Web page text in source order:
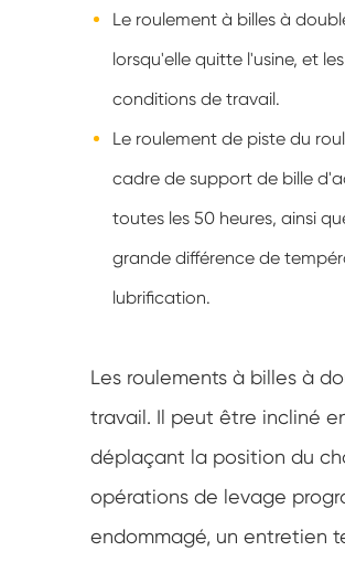
Le roulement à billes à
lorsqu'elle quitte l'usine, et
conditions de travail.
Le roulement de piste du
cadre de support de bille
toutes les 50 heures, ainsi
grande différence de
lubrification.
Les roulements à billes à
travail. Il peut être incliné
déplaçant la position du
opérations de levage
endommagé, un entretien